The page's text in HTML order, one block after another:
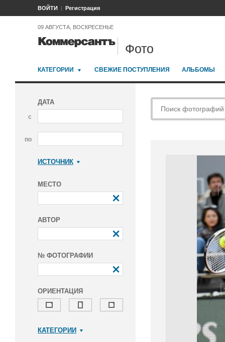
ВОЙТИ Регистрация
09 АВГУСТА, ВОСКРЕСЕНЬЕ
Фото
КАТЕГОРИИ СВЕЖИЕ ПОСТУПЛЕНИЯ АЛЬБОМЫ
ДАТА
с
по
ИСТОЧНИК
МЕСТО
АВТОР
№ ФОТОГРАФИИ
ОРИЕНТАЦИЯ
КАТЕГОРИИ